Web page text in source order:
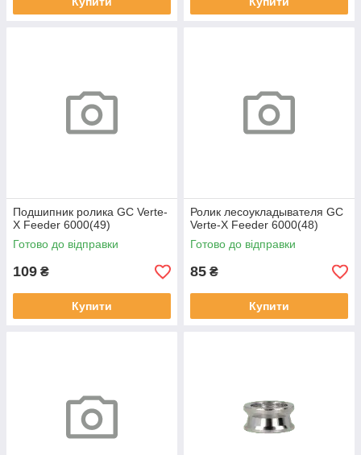
Подшипник ролика GC Verte-
X Feeder 6000(49)
Готово до відправки
109 ₴
Купити
Ролик лесоукладывателя GC
Verte-X Feeder 6000(48)
Готово до відправки
85 ₴
Купити